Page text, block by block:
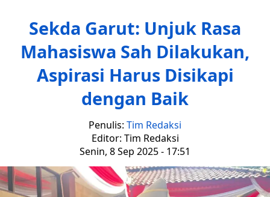
Sekda Garut: Unjuk Rasa
Mahasiswa Sah Dilakukan,
Aspirasi Harus Disikapi
dengan Baik
Penulis: Tim Redaksi
Editor: Tim Redaksi
Senin, 8 Sep 2025 - 17:51